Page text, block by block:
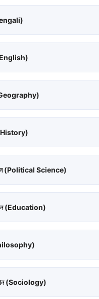
(English)
(History)
(Political Science)
(Education)
(Sociology)